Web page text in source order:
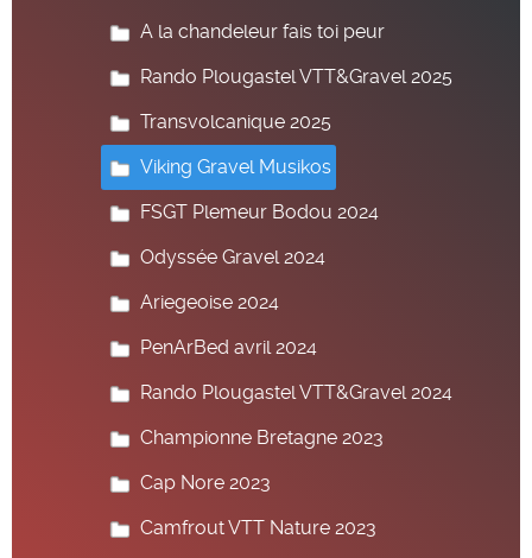
A la chandeleur fais toi peur
Rando Plougastel VTT&Gravel 2025
Transvolcanique 2025
Viking Gravel Musikos
FSGT Plemeur Bodou 2024
Odyssée Gravel 2024
Ariegeoise 2024
PenArBed avril 2024
Rando Plougastel VTT&Gravel 2024
Championne Bretagne 2023
Cap Nore 2023
Camfrout VTT Nature 2023